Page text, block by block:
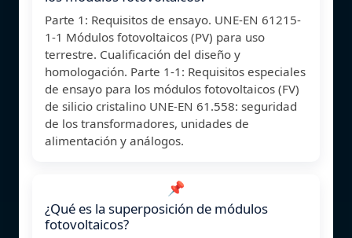
Parte 1: Requisitos de ensayo. UNE-EN 61215-
1-1 Módulos fotovoltaicos (PV) para uso
terrestre. Cualificación del diseño y
homologación. Parte 1-1: Requisitos especiales
de ensayo para los módulos fotovoltaicos (FV)
de silicio cristalino UNE-EN 61.558: seguridad
de los transformadores, unidades de
alimentación y análogos.
📌
¿Qué es la superposición de módulos
fotovoltaicos?